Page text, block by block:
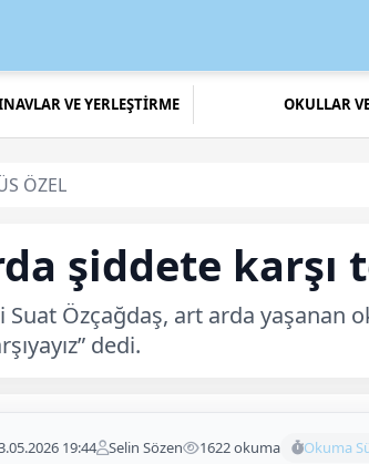
VE YERLEŞTİRME OKULLAR
ÖZEL
şiddete
Özçağdaş, art arda yaşanan
dedi.
19:44 Selin Sözen 1622 okuma Okuma